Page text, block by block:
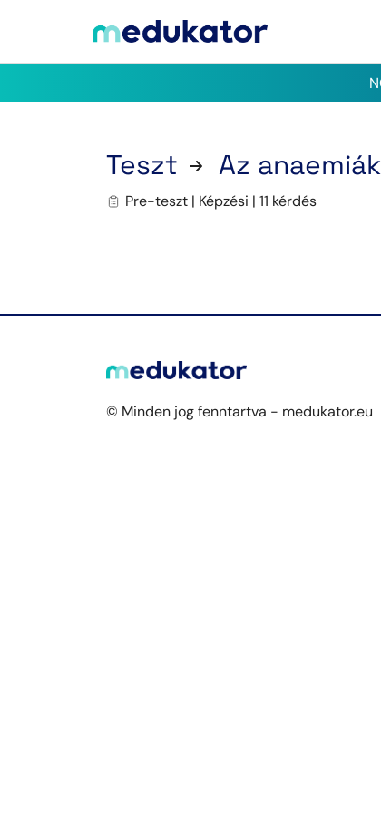
Teszt Az
Pre-teszt | Képzési | 11 kérdés
© Minden jog fenntartva - medukator.eu